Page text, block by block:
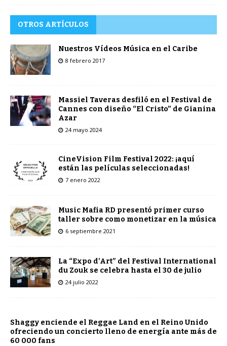
OTROS ARTÍCULOS
Nuestros Vídeos Música en el Caribe
8 febrero 2017
Massiel Taveras desfiló en el Festival de
Cannes con diseño “El Cristo” de Gianina
Azar
24 mayo 2024
CineVision Film Festival 2022: ¡aquí
están las películas seleccionadas!
7 enero 2022
Music Mafia RD presentó primer curso
taller sobre como monetizar en la música
6 septiembre 2021
La “Expo d’Art” del Festival International
du Zouk se celebra hasta el 30 de julio
24 julio 2022
Shaggy enciende el Reggae Land en el Reino Unido
ofreciendo un concierto lleno de energía ante más de
60 000 fans